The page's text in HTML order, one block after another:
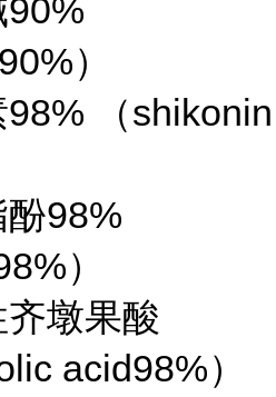
90%
）
98% （shikonin
酚98%
）
墩果酸
acid98%）